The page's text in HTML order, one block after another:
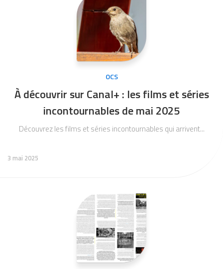
OCS
À découvrir sur Canal+ : les films et séries
incontournables de mai 2025
Découvrez les films et séries incontournables qui arrivent...
3 mai 2025